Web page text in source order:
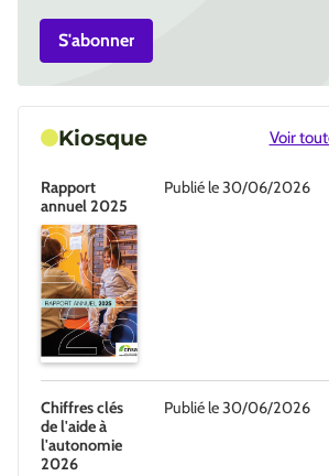
S'abonner
Kiosque Voir
Rapport
annuel 2025
Publié le 30/06/2026
Chiffres clés
de l'aide à
l'autonomie
2026
Publié le 30/06/2026